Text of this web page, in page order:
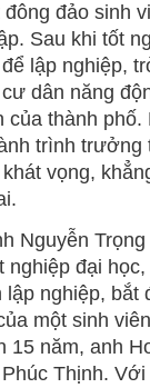
đảo sinh
Sau khi tốt
lập nghiệp,
dân năng
của thành phố.
trình trưởng
vọng,
Nguyễn
nghiệp đại
nghiệp, bắt
một sinh
15 năm, anh
Thịnh.